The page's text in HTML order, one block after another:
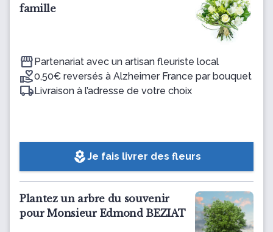
famille
Partenariat avec un artisan fleuriste local
0,50€ reversés à Alzheimer France par bouquet
Livraison à l’adresse de votre choix
local_floristJe fais livrer des fleurs
Plantez un arbre du souvenir
pour Monsieur Edmond BEZIAT